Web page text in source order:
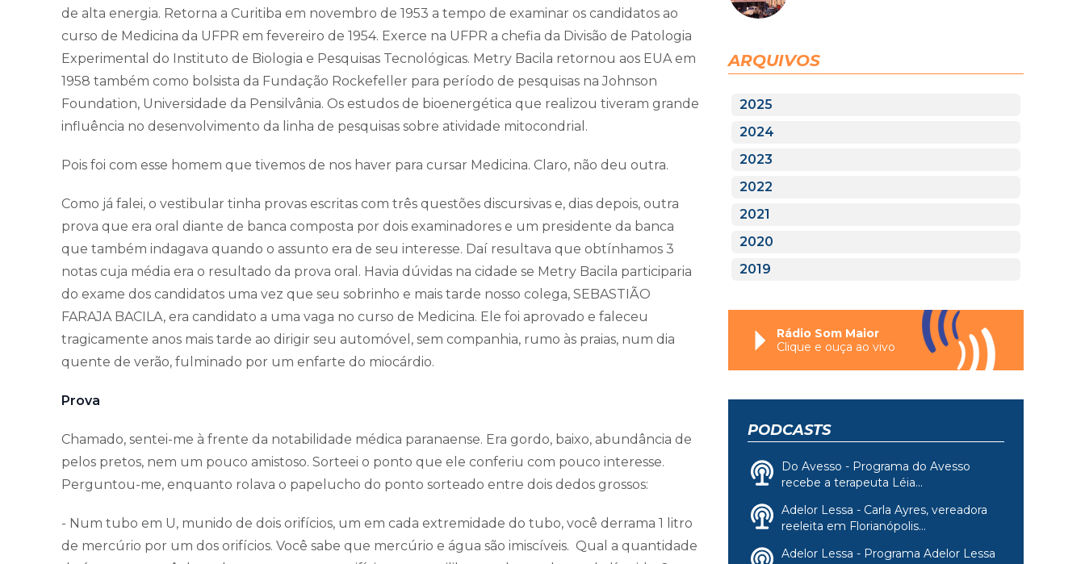
de alta energia. Retorna a Curitiba em novembro de 1953 a tempo de examinar os candidatos ao
curso de Medicina da UFPR em fevereiro de 1954. Exerce na UFPR a chefia da Divisão de Patologia
Experimental do Instituto de Biologia e Pesquisas Tecnológicas. Metry Bacila retornou aos EUA em
1958 também como bolsista da Fundação Rockefeller para período de pesquisas na Johnson
Foundation, Universidade da Pensilvânia. Os estudos de bioenergética que realizou tiveram grande
influência no desenvolvimento da linha de pesquisas sobre atividade mitocondrial.
Pois foi com esse homem que tivemos de nos haver para cursar Medicina. Claro, não deu outra.
Como já falei, o vestibular tinha provas escritas com três questões discursivas e, dias depois, outra
prova que era oral diante de banca composta por dois examinadores e um presidente da banca
que também indagava quando o assunto era de seu interesse. Daí resultava que obtínhamos 3
notas cuja média era o resultado da prova oral. Havia dúvidas na cidade se Metry Bacila participaria
do exame dos candidatos uma vez que seu sobrinho e mais tarde nosso colega, SEBASTIÃO
FARAJA BACILA, era candidato a uma vaga no curso de Medicina. Ele foi aprovado e faleceu
tragicamente anos mais tarde ao dirigir seu automóvel, sem companhia, rumo às praias, num dia
quente de verão, fulminado por um enfarte do miocárdio.
Prova
Chamado, sentei-me à frente da notabilidade médica paranaense. Era gordo, baixo, abundância de
pelos pretos, nem um pouco amistoso. Sorteei o ponto que ele conferiu com pouco interesse.
Perguntou-me, enquanto rolava o papelucho do ponto sorteado entre dois dedos grossos:
- Num tubo em U, munido de dois orifícios, um em cada extremidade do tubo, você derrama 1 litro
de mercúrio por um dos orifícios. Você sabe que mercúrio e água são imiscíveis. Qual a quantidade
ARQUIVOS
2025
2024
2023
2022
2021
2020
2019
Rádio Som Maior
Clique e ouça ao vivo
PODCASTS
Do Avesso - Programa do Avesso
recebe a terapeuta Léia...
Adelor Lessa - Carla Ayres, vereadora
reeleita em Florianópolis...
Adelor Lessa - Programa Adelor Lessa